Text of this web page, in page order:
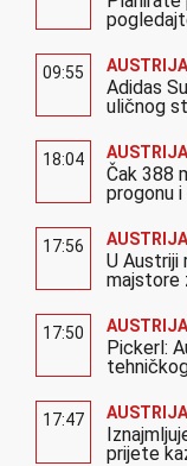
09:55 AUSTRIJA
Adidas
uličnog
18:04 AUSTRIJA
Čak 388
progonu i
17:56 AUSTRIJA
U Austriji
majstore
17:50 AUSTRIJA
Pickerl:
17:47 AUSTRIJA
prijete